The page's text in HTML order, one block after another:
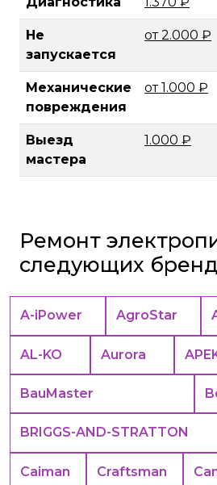
Не
запускается
от 2.000 ₽
Механические
повреждения
от 1.000 ₽
Выезд
мастера
1.000 ₽
Ремонт
следующих
A-iPower AgroStar
AL-KO Aurora
BauMaster
BRIGGS-AND-STRATTON
Caiman Craftsman